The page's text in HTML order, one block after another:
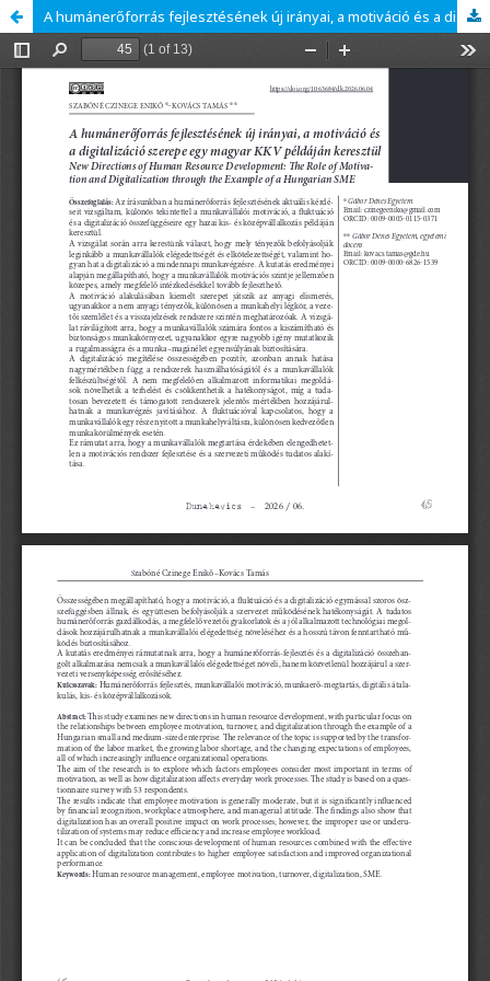
A humánerőforrás fejlesztésének új irányai, a motiváció és a digitalizáció szerepe egy magyar KKV példáján keresztül